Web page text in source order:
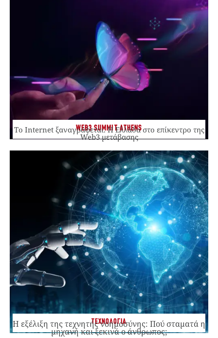
WEB3 SUMMIT ATHENS
Το Internet ξαναγράφεται. Η Ελλάδα στο επίκεντρο της
Web3 μετάβασης
ΤΕΧΝΟΛΟΓΙΑ
Η εξέλιξη της τεχνητής νοημοσύνης: Πού σταματά η
μηχανή και ξεκινά ο άνθρωπος;